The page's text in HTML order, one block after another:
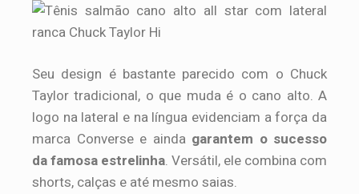
Seu design é bastante parecido com o Chuck
Taylor tradicional, o que muda é o cano alto. A
logo na lateral e na língua evidenciam a força da
marca Converse e ainda garantem o sucesso
da famosa estrelinha. Versátil, ele combina com
shorts, calças e até mesmo saias.